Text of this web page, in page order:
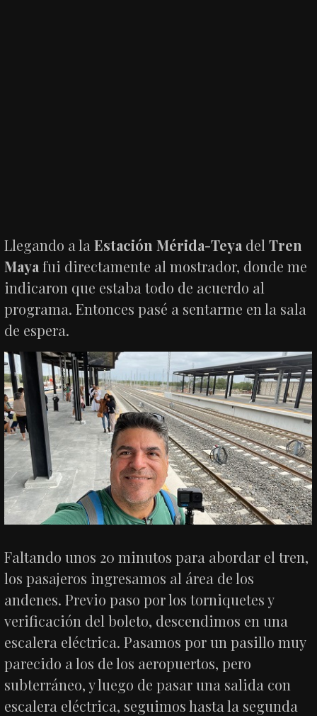
Llegando a laEstación Mérida-Teya delTren
Maya fui directamente al mostrador, donde me
indicaron que estaba todo de acuerdo al
programa. Entonces pasé a sentarme en la sala
de espera.
Faltando unos 20 minutos para abordar el tren,
los pasajeros ingresamos al área de los
andenes. Previo paso por los torniquetes y
verificación del boleto, descendimos en una
escalera eléctrica. Pasamos por un pasillo muy
parecido a los de los aeropuertos, pero
subterráneo, y luego de pasar una salida con
escalera eléctrica, seguimos hasta la segunda